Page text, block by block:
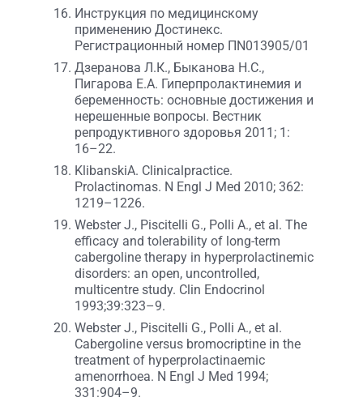
Инструкция по медицинскому
применению Достинекс.
Регистрационный номер ПN013905/01
Дзеранова Л.К., Быканова Н.С.,
Пигарова Е.А. Гиперпролактинемия и
беременность: основные достижения и
нерешенные вопросы. Вестник
репродуктивного здоровья 2011; 1:
16–22.
KlibanskiA. Clinicalpractice.
Prolactinomas. N Engl J Med 2010; 362:
1219–1226.
Webster J., Piscitelli G., Polli A., et al. The
efficacy and tolerability of long-term
cabergoline therapy in hyperprolactinemic
disorders: an open, uncontrolled,
multicentre study. Clin Endocrinol
1993;39:323–9.
Webster J., Piscitelli G., Polli A., et al.
Cabergoline versus bromocriptine in the
treatment of hyperprolactinaemic
amenorrhoea. N Engl J Med 1994;
331:904–9.